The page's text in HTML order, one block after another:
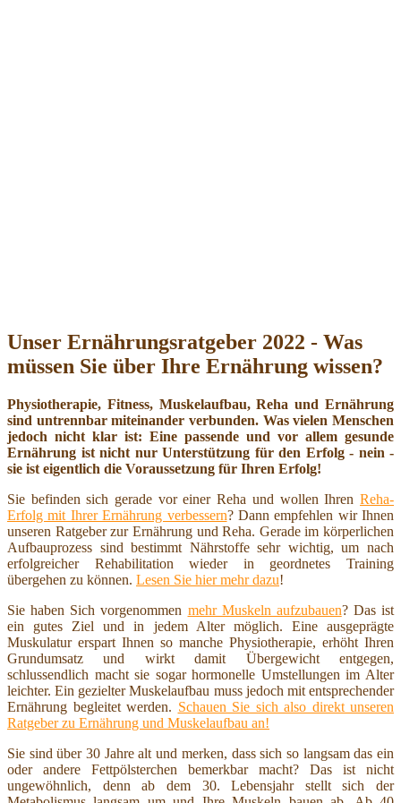
Unser Ernährungsratgeber 2022 - Was
müssen Sie über Ihre Ernährung wissen?
Physiotherapie, Fitness, Muskelaufbau, Reha und Ernährung
sind untrennbar miteinander verbunden. Was vielen Menschen
jedoch nicht klar ist: Eine passende und vor allem gesunde
Ernährung ist nicht nur Unterstützung für den Erfolg - nein -
sie ist eigentlich die Voraussetzung für Ihren Erfolg!
Sie befinden sich gerade vor einer Reha und wollen Ihren Reha-
Erfolg mit Ihrer Ernährung verbessern? Dann empfehlen wir Ihnen
unseren Ratgeber zur Ernährung und Reha. Gerade im körperlichen
Aufbauprozess sind bestimmt Nährstoffe sehr wichtig, um nach
erfolgreicher Rehabilitation wieder in geordnetes Training
übergehen zu können. Lesen Sie hier mehr dazu!
Sie haben Sich vorgenommen mehr Muskeln aufzubauen? Das ist
ein gutes Ziel und in jedem Alter möglich. Eine ausgeprägte
Muskulatur erspart Ihnen so manche Physiotherapie, erhöht Ihren
Grundumsatz und wirkt damit Übergewicht entgegen,
schlussendlich macht sie sogar hormonelle Umstellungen im Alter
leichter. Ein gezielter Muskelaufbau muss jedoch mit entsprechender
Ernährung begleitet werden. Schauen Sie sich also direkt unseren
Ratgeber zu Ernährung und Muskelaufbau an!
Sie sind über 30 Jahre alt und merken, dass sich so langsam das ein
oder andere Fettpölsterchen bemerkbar macht? Das ist nicht
ungewöhnlich, denn ab dem 30. Lebensjahr stellt sich der